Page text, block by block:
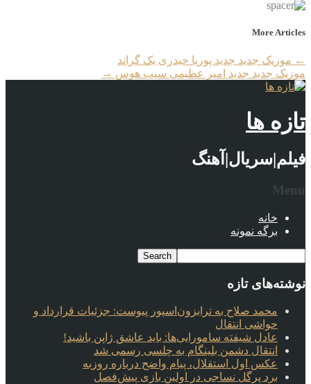
More Articles
← موزیک جدید جديد پوریا حیدری بک گراند
موزیک جدید جديد امیر عظیمی سیب هوس →
تازه ها
فیلم|سریال|آهنگ
Menu
خانه
برگه نمونه
نوشته‌های تازه
محمد صلاح به ترابزون‌اسپور پیوست: جزئیات قرارداد و
حواشی انتقال
عادل شیفته سامورایی‌ها: باید عاشق ژاپن باشید!
انتقال دشمن بلینگام به چلسی رسمی شد
عکس اول استقلال، پیام واضح درباره روزبه
برد پرگل نساجی در اولین بازی پیش‌فصل